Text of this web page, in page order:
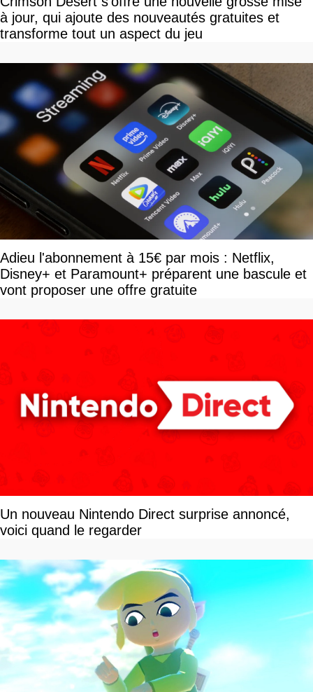
à jour, qui ajoute des nouveautés gratuites et
transforme tout un aspect du jeu
Adieu l'abonnement à 15€ par mois : Netflix,
Disney+ et Paramount+ préparent une bascule et
vont proposer une offre gratuite
Un nouveau Nintendo Direct surprise annoncé,
voici quand le regarder